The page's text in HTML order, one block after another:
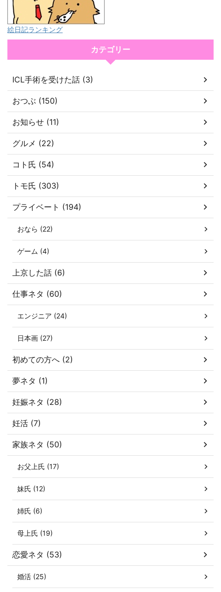
絵日記ランキング
カテゴリー
ICL手術を受けた話 (3)
おつぶ (150)
お知らせ (11)
グルメ (22)
コト氏 (54)
トモ氏 (303)
プライベート (194)
おなら (22)
ゲーム (4)
上京した話 (6)
仕事ネタ (60)
エンジニア (24)
日本画 (27)
初めての方へ (2)
夢ネタ (1)
妊娠ネタ (28)
妊活 (7)
家族ネタ (50)
お父上氏 (17)
妹氏 (12)
姉氏 (6)
母上氏 (19)
恋愛ネタ (53)
婚活 (25)